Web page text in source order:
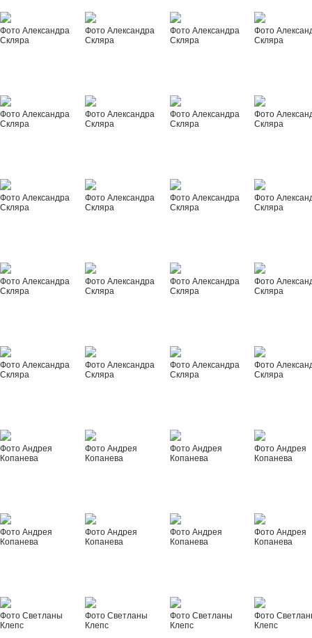
Фото Александра
Скляра
Фото Александра
Скляра
Фото Александра
Скляра
Фото
Скляра
Фото Александра
Скляра
Фото Александра
Скляра
Фото Александра
Скляра
Фото
Скляра
Фото Александра
Скляра
Фото Александра
Скляра
Фото Александра
Скляра
Фото
Скляра
Фото Александра
Скляра
Фото Александра
Скляра
Фото Александра
Скляра
Фото
Скляра
Фото Александра
Скляра
Фото Александра
Скляра
Фото Александра
Скляра
Фото
Скляра
Фото Андрея
Копанева
Фото Андрея
Копанева
Фото Андрея
Копанева
Фото Андрея
Копанева
Фото Андрея
Копанева
Фото Андрея
Копанева
Фото Андрея
Копанева
Фото Андрея
Копанева
Фото Светланы
Клепс
Фото Светланы
Клепс
Фото Светланы
Клепс
Фото
Клепс